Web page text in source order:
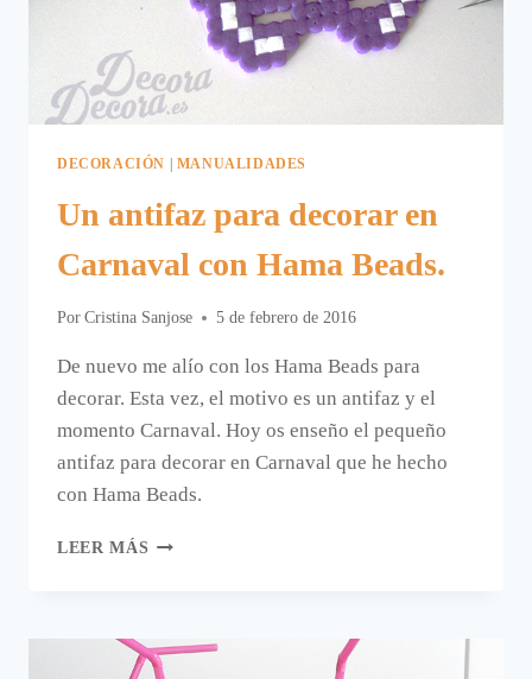
DECORACIÓN | MANUALIDADES
Un antifaz para decorar en
Carnaval con Hama Beads.
Por Cristina Sanjose 5 de febrero de 2016
De nuevo me alío con los Hama Beads para
decorar. Esta vez, el motivo es un antifaz y el
momento Carnaval. Hoy os enseño el pequeño
antifaz para decorar en Carnaval que he hecho
con Hama Beads.
LEER MÁS UN
EN
CARNAVAL